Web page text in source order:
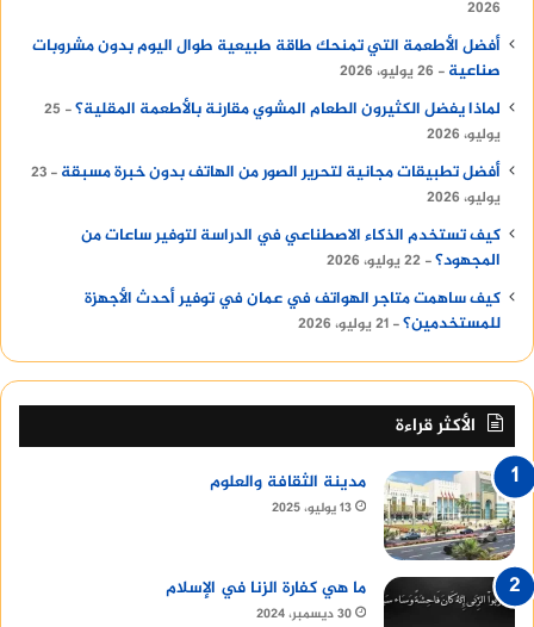
2026
أفضل الأطعمة التي تمنحك طاقة طبيعية طوال اليوم بدون مشروبات
صناعية
26 يوليو، 2026
لماذا يفضل الكثيرون الطعام المشوي مقارنة بالأطعمة المقلية؟
25
يوليو، 2026
أفضل تطبيقات مجانية لتحرير الصور من الهاتف بدون خبرة مسبقة
23
يوليو، 2026
كيف تستخدم الذكاء الاصطناعي في الدراسة لتوفير ساعات من
المجهود؟ 22 يوليو، 2026
كيف ساهمت متاجر الهواتف في عمان في توفير أحدث الأجهزة
للمستخدمين؟ 21 يوليو، 2026
الأكثر قراءة
مدينة الثقافة والعلوم
13 يوليو، 2025
ما هي كفارة الزنا في الإسلام
30 ديسمبر، 2024